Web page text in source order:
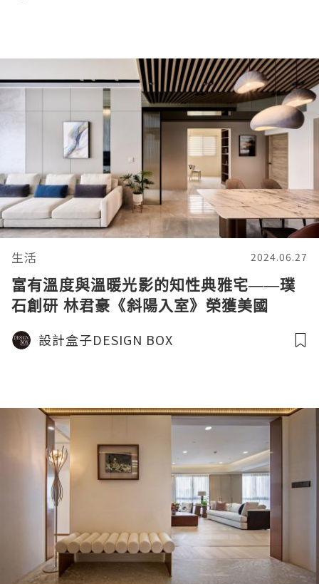
生活 2024.06.27
富有溫度與溫暖光影的知性典雅宅——璞
石創研 林君豪《斜陽入室》榮獲美國
MUSE設計大獎 - 金獎
設計盒子DESIGN BOX